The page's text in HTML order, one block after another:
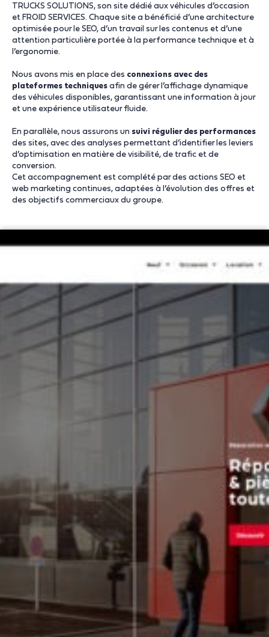
TRUCKS SOLUTIONS, son site dédié aux véhicules d’occasion
et FROID SERVICES. Chaque site a bénéficié d’une architecture
optimisée pour le SEO, d’un travail sur les contenus et d’une
attention particulière portée à la performance technique et à
l’ergonomie.
Nous avons mis en place des connexions avec des
plateformes techniquesafin de gérer l’affichage dynamique
des véhicules disponibles, garantissant une information à jour
et une expérience utilisateur fluide.
En parallèle, nous assurons un suivi régulier des performances
des sites, avec des analyses permettant d’identifier les leviers
d’optimisation en matière de visibilité, de trafic et de
conversion.
Cet accompagnement est complété par des actions SEO et
web marketing continues, adaptées à l’évolution des offres et
des objectifs commerciaux du groupe.